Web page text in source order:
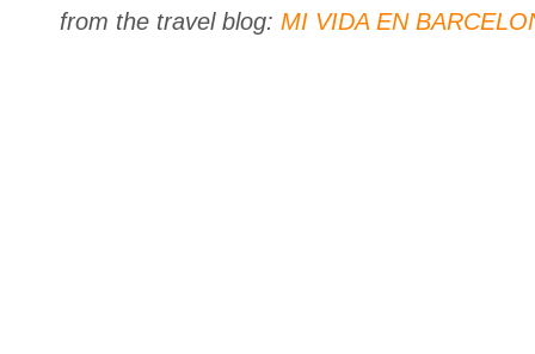
from the travel blog: MI VIDA EN